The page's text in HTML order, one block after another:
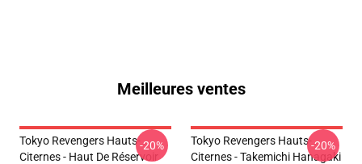
Meilleures ventes
Tokyo Revengers Hauts-
Citernes - Haut De Réservoir
-20%
Tokyo Revengers Hauts-
Citernes - Takemichi Hanagaki
-20%